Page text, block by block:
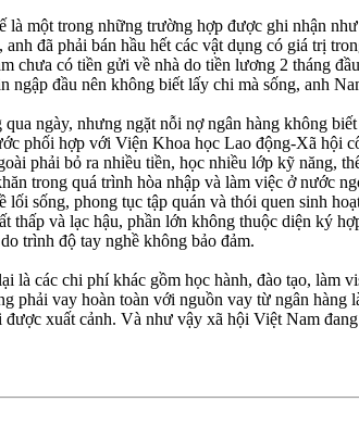
một trong những trường hợp được ghi nhận
đã phải bán hầu hết các vật dụng có giá trị
chưa có tiền gửi về nhà do tiền lương 2 tháng
đầu nên không biết lấy chi mà sống, anh
ngày, nhưng ngặt nỗi nợ ngân hàng không
phối hợp với Viện Khoa học Lao động-Xã hội
phải bỏ ra nhiều tiền, học nhiều lớp kỹ năng,
trong quá trình hòa nhập và làm việc ở nước
sống, phong tục tập quán và thói quen sinh
và lạc hậu, phần lớn không thuộc diện ký
trình độ tay nghề không bảo đảm.
các chi phí khác gồm học hành, đào tạo, làm
phải vay hoàn toàn với nguồn vay từ ngân
xuất cảnh. Và như vậy xã hội Việt Nam